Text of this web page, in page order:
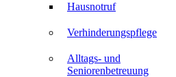
Hausnotruf
Verhinderungspflege
Alltags- und
Seniorenbetreuung